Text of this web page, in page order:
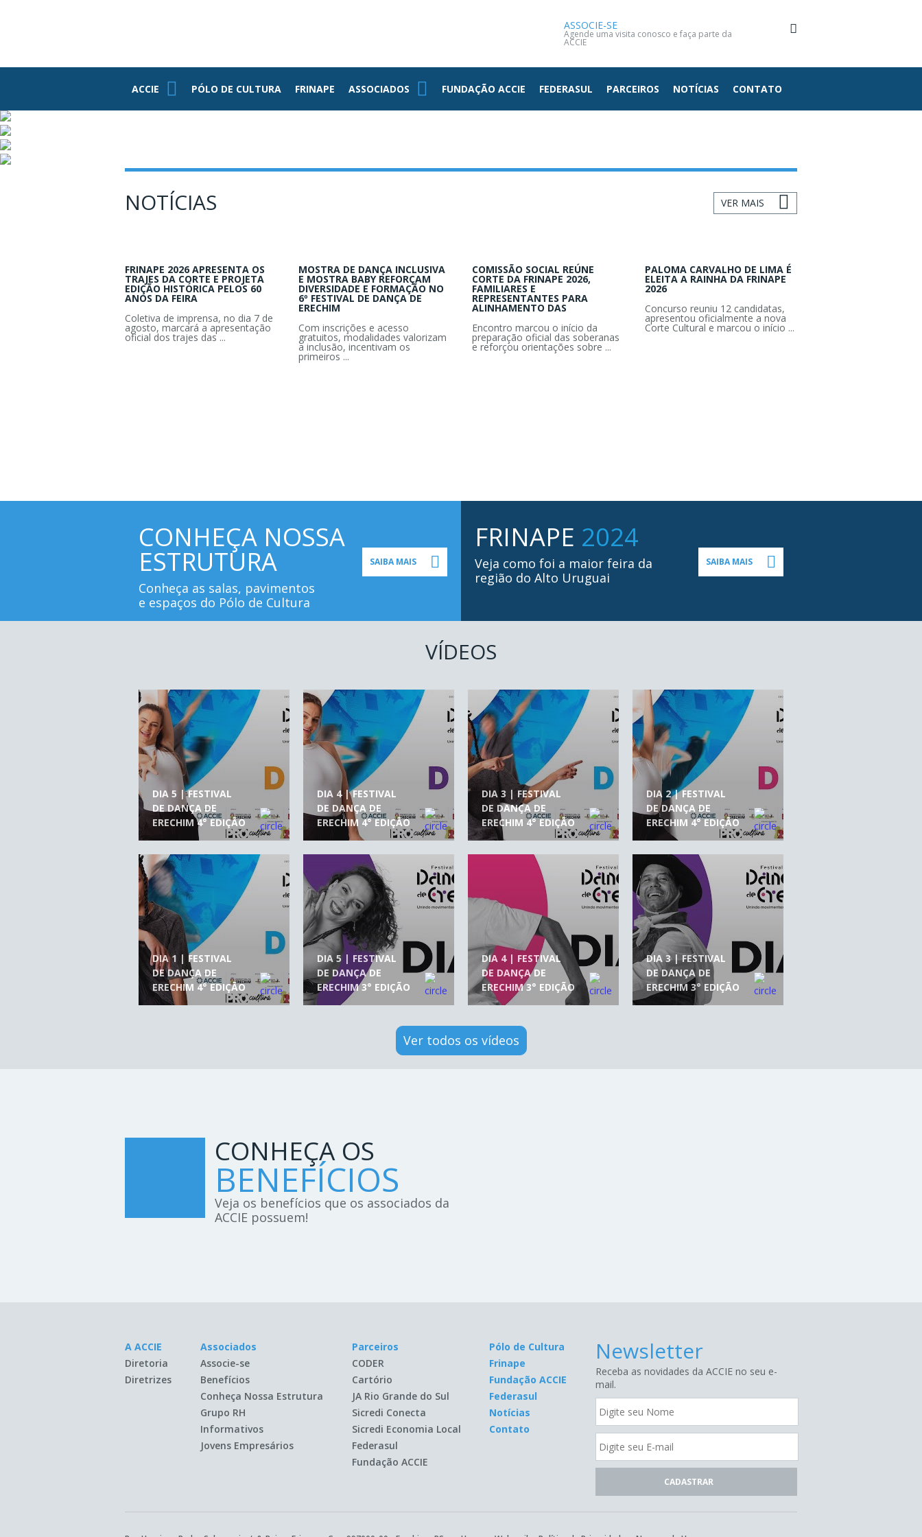
ACCIE
ASSOCIE-SE
Agende uma visita conosco e faça parte da
ACCIE
ACCIE PÓLO DE CULTURA FRINAPE ASSOCIADOS FUNDAÇÃO ACCIE FEDERASUL PARCEIROS NOTÍCIAS CONTATO
NOTÍCIAS VER MAIS
FRINAPE 2026 APRESENTA OS
TRAJES DA CORTE E PROJETA
EDIÇÃO HISTÓRICA PELOS 60
ANOS DA FEIRA
Coletiva de imprensa, no dia 7 de
agosto, marcará a apresentação
oficial dos trajes das ...
MOSTRA DE DANÇA INCLUSIVA
E MOSTRA BABY REFORÇAM
DIVERSIDADE E FORMAÇÃO NO
6º FESTIVAL DE DANÇA DE
ERECHIM
Com inscrições e acesso
gratuitos, modalidades valorizam
a inclusão, incentivam os
primeiros ...
COMISSÃO SOCIAL REÚNE
CORTE DA FRINAPE 2026,
FAMILIARES E
REPRESENTANTES PARA
ALINHAMENTO DAS
Encontro marcou o início da
preparação oficial das soberanas
e reforçou orientações sobre ...
PALOMA CARVALHO DE LIMA É
ELEITA A RAINHA DA FRINAPE
2026
Concurso reuniu 12 candidatas,
apresentou oficialmente a nova
Corte Cultural e marcou o início ...
CONHEÇA NOSSA
ESTRUTURA
Conheça as salas, pavimentos
e espaços do Pólo de Cultura
SAIBA MAIS
FRINAPE 2024
Veja como foi a maior feira da
região do Alto Uruguai
SAIBA MAIS
VÍDEOS
DIA 5 | FESTIVAL
DE DANÇA DE
ERECHIM 4° EDIÇÃO
DIA 4 | FESTIVAL
DE DANÇA DE
ERECHIM 4° EDIÇÃO
DIA 3 | FESTIVAL
DE DANÇA DE
ERECHIM 4° EDIÇÃO
DIA 2 | FESTIVAL
DE DANÇA DE
ERECHIM 4° EDIÇÃO
DIA 1 | FESTIVAL
DE DANÇA DE
ERECHIM 4° EDIÇÃO
DIA 5 | FESTIVAL
DE DANÇA DE
ERECHIM 3° EDIÇÃO
DIA 4 | FESTIVAL
DE DANÇA DE
ERECHIM 3° EDIÇÃO
DIA 3 | FESTIVAL
DE DANÇA DE
ERECHIM 3° EDIÇÃO
Ver todos os vídeos
CONHEÇA OS
BENEFÍCIOS
Veja os benefícios que os associados da
ACCIE possuem!
A ACCIE
Diretoria
Diretrizes
Associados
Associe-se
Benefícios
Conheça Nossa Estrutura
Grupo RH
Informativos
Jovens Empresários
Parceiros
CODER
Cartório
JA Rio Grande do Sul
Sicredi Conecta
Sicredi Economia Local
Federasul
Fundação ACCIE
Pólo de Cultura
Frinape
Fundação ACCIE
Federasul
Notícias
Contato
Newsletter
Receba as novidades da ACCIE no seu e-
mail.